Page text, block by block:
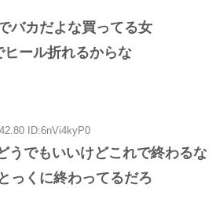
バカだよな買ってる女
ール折れるからな
ID:6nVi4kyP0
うでもいいけどこれで終わるな
っくに終わってるだろ